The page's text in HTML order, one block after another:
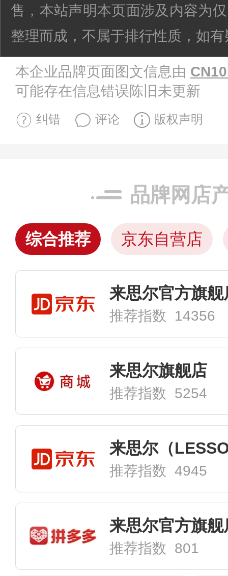
售，本站声明本页面涉及内容为
整理而成，不属于排行性质，如
本企业品牌页面图文信息由
可能存在信息错误陈旧未更新
纠错 评论 版权声明
品牌网店
综合推荐 京东自营店
来思尔官方旗舰
推荐指数 14356
来思尔旗舰店
推荐指数 5254
推荐指数 4945
来思尔官方旗舰
推荐指数 801